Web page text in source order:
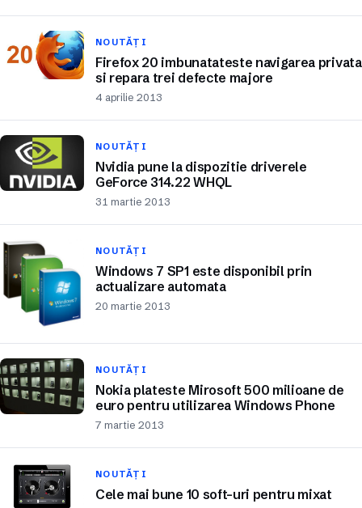
NOUTĂȚI
Firefox 20 imbunatateste navigarea privata
si repara trei defecte majore
4 aprilie 2013
NOUTĂȚI
Nvidia pune la dispozitie driverele
GeForce 314.22 WHQL
31 martie 2013
NOUTĂȚI
Windows 7 SP1 este disponibil prin
actualizare automata
20 martie 2013
NOUTĂȚI
Nokia plateste Mirosoft 500 milioane de
euro pentru utilizarea Windows Phone
7 martie 2013
NOUTĂȚI
Cele mai bune 10 soft-uri pentru mixat